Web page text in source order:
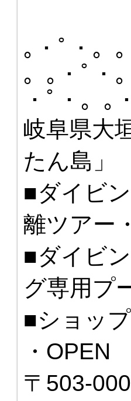
｡・ﾟ・。
。｡・ﾟ・
・ﾟ・。｡
岐阜県大
たん島」
■ダイビ
離ツアー
■ダイビ
グ専用プ
■ショッ
・OPEN
〒503-